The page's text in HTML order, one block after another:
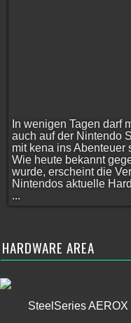
In wenigen Tagen darf
auch auf der Nintendo
mit kena ins Abenteuer
Wie heute bekannt
wurde, erscheint die
Nintendos aktuelle
...
HARDWARE AREA
SteelSeries